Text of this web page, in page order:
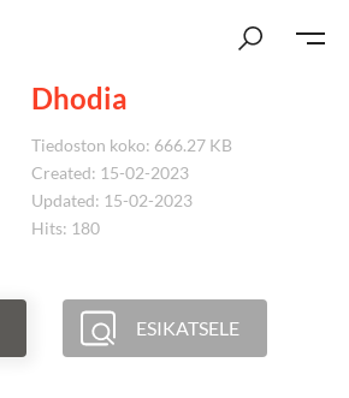
Dhodia
Tiedoston koko: 666.27 KB
Created: 15-02-2023
Updated: 15-02-2023
Hits: 180
ESIKATSELE